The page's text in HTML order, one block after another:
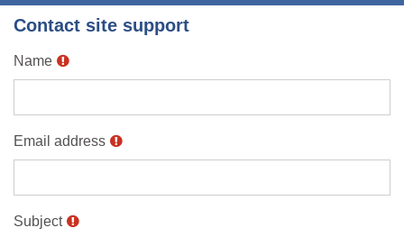
Contact site support
Name
Email address
Subject